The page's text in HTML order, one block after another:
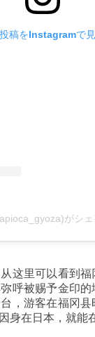
稿をInstagramで
がシ
这里可以看到
呼被赐予金印
，游客在福冈
身在日本，就能